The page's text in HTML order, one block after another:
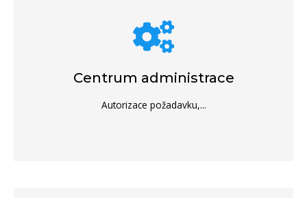
Centrum administrace
Autorizace požadavku,...